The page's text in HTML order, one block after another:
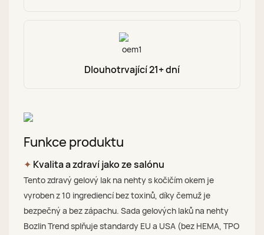
Dlouhotrvající 21+ dní
Funkce produktu
✦ Kvalita a zdraví jako ze salónu
Tento zdravý gelový lak na nehty s kočičím okem je
vyroben z 10 ingrediencí bez toxinů, díky čemuž je
bezpečný a bez zápachu. Sada gelových laků na nehty
Bozlin Trend splňuje standardy EU a USA (bez HEMA, TPO